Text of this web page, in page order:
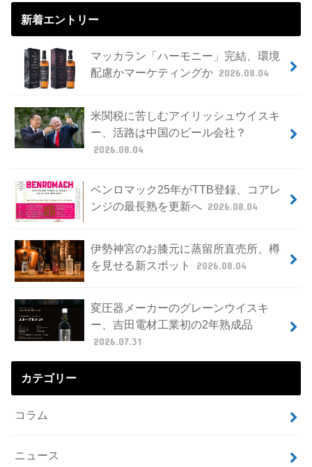
新着エントリー
マッカラン「ハーモニー」完結、環境
配慮かマーケティングか 2026.08.04
米関税に苦しむアイリッシュウイスキ
ー、活路は中国のビール会社？
2026.08.04
ベンロマック25年がTTB登録、コアレ
ンジの最長熟を更新へ 2026.08.04
伊勢神宮のお膝元に蒸留所直売所、樽
を見せる新スポット
2026.08.04
変圧器メーカーのグレーンウイスキ
ー、吉田電材工業初の2年熟成品
2026.07.31
カテゴリー
コラム
ニュース